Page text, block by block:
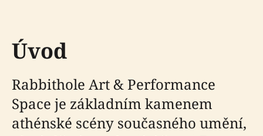
Úvod
Rabbithole Art & Performance
Space je základním kamenem
athénské scény současného umění,